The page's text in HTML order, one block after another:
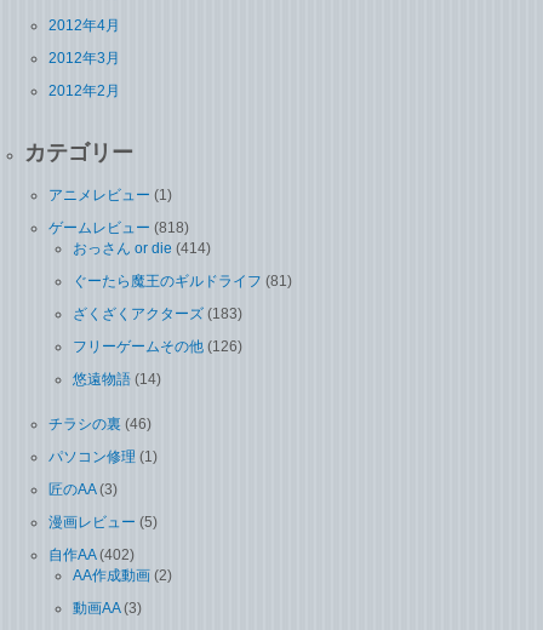
2012年4月
2012年3月
2012年2月
カテゴリー
アニメレビュー (1)
ゲームレビュー (818)
おっさん or die (414)
ぐーたら魔王のギルドライフ (81)
ざくざくアクターズ (183)
フリーゲームその他 (126)
悠遠物語 (14)
チラシの裏 (46)
パソコン修理 (1)
匠のAA(3)
漫画レビュー (5)
自作AA(402)
AA作成動画 (2)
動画AA(3)